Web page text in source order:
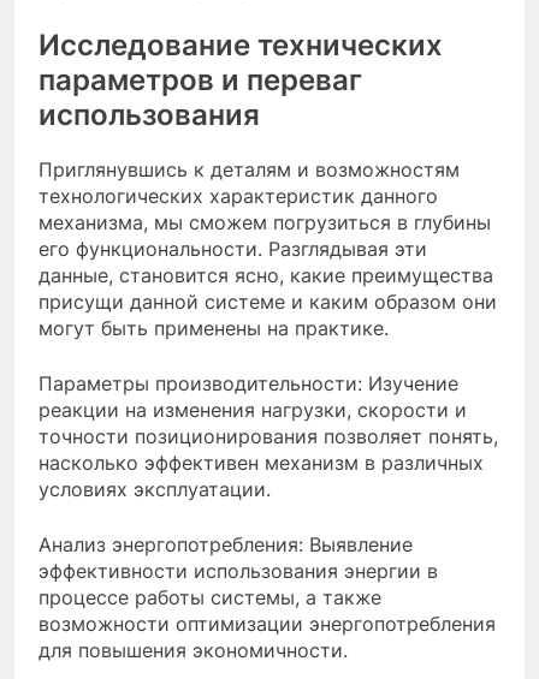
Исследование технических
параметров и переваг
использования
Приглянувшись к деталям и возможностям
технологических характеристик данного
механизма, мы сможем погрузиться в глубины
его функциональности. Разглядывая эти
данные, становится ясно, какие преимущества
присущи данной системе и каким образом они
могут быть применены на практике.
Параметры производительности: Изучение
реакции на изменения нагрузки, скорости и
точности позиционирования позволяет понять,
насколько эффективен механизм в различных
условиях эксплуатации.
Анализ энергопотребления: Выявление
эффективности использования энергии в
процессе работы системы, а также
возможности оптимизации энергопотребления
для повышения экономичности.